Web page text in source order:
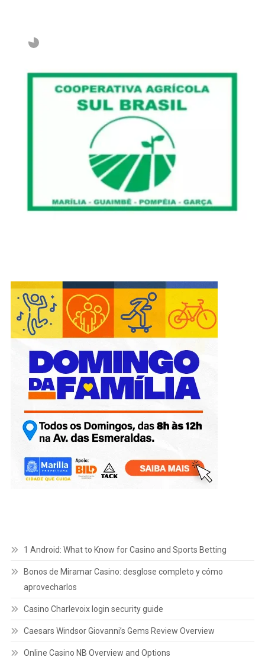
1 Android: What to Know for Casino and Sports Betting
Bonos de Miramar Casino: desglose completo y cómo
aprovecharlos
Casino Charlevoix login security guide
Caesars Windsor Giovanni’s Gems Review Overview
Online Casino NB Overview and Options